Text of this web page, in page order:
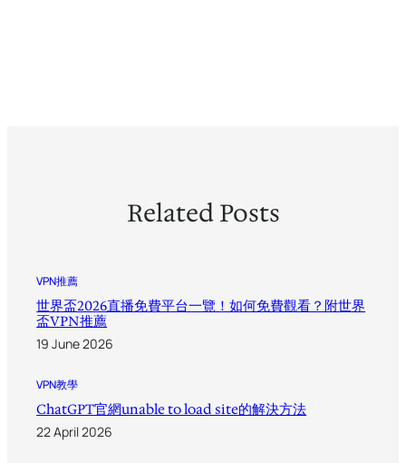
Related Posts
VPN推薦
世界盃2026直播免費平台一覽！如何免費觀看？附世界
盃VPN推薦
19 June 2026
VPN教學
ChatGPT官網unable to load site的解決方法
22 April 2026